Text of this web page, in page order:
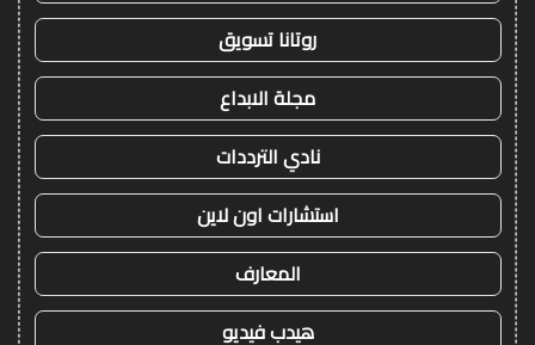
روتانا تسويق
مجلة الابداع
نادي الترددات
استشارات اون لاين
المعارف
هيدب فيديو